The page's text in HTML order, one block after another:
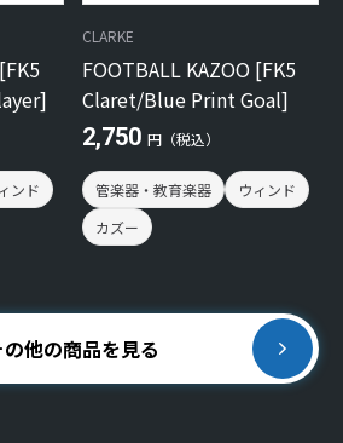
ンド
CLARKE
FOOTBALL KAZOO [FK5
Claret/Blue Print Goal]
2,750 円（税込）
管楽器・教育楽器
ウィンド
カズー
の他の商品を見る